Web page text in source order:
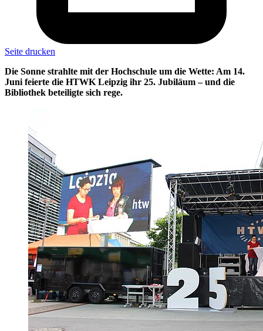
Seite drucken
Die Sonne strahlte mit der Hochschule um die Wette: Am 14.
Juni feierte die HTWK Leipzig ihr 25. Jubiläum – und die
Bibliothek beteiligte sich rege.